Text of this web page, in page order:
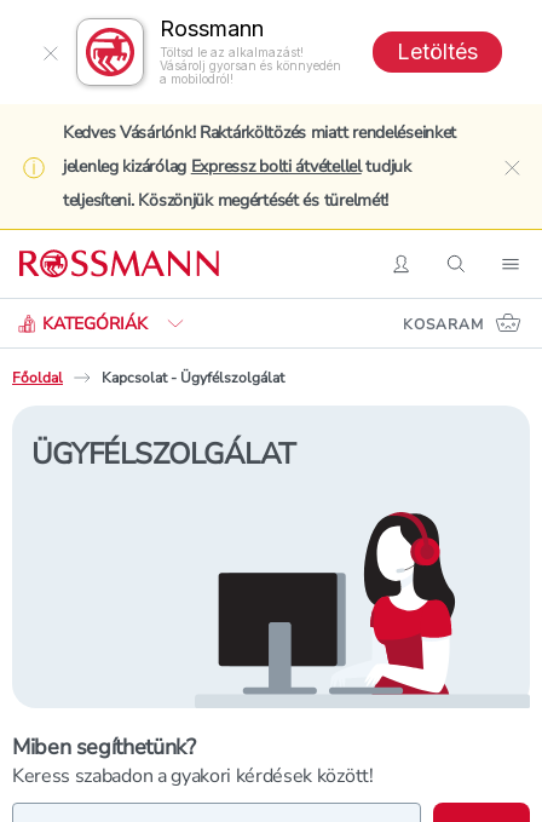
Rossmann
Töltsd le az alkalmazást!
Vásárolj gyorsan és könnyedén
a mobilodról!
Letöltés
Kedves Vásárlónk! Raktárköltözés miatt rendeléseinket
jelenleg kizárólag Expressz bolti átvételleltudjuk
teljesíteni. Köszönjük megértését és türelmét!
BelépésKeresés
KATEGÓRIÁK
Keresés
KOSARAM
Főoldal Kapcsolat - Ügyfélszolgálat
ÜGYFÉLSZOLGÁLAT
Miben segíthetünk?
Keress szabadon a gyakori kérdések között!